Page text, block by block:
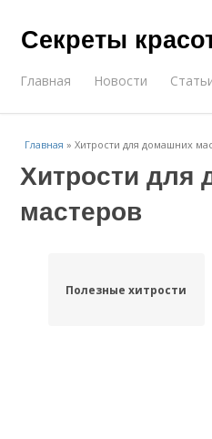
Секреты
Главная Новости
Главная »Хитрости для домашних
Хитрости для
мастеров
Полезные хитрости